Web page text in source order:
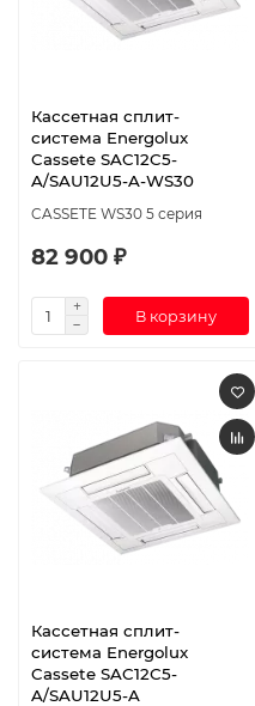
Кассетная сплит-
система Energolux
Cassete SAC12C5-
A/SAU12U5-A-WS30
CASSETE WS30 5 серия
82 900 ₽
В корзину
Кассетная сплит-
система Energolux
Cassete SAC12С5-
A/SAU12U5-A